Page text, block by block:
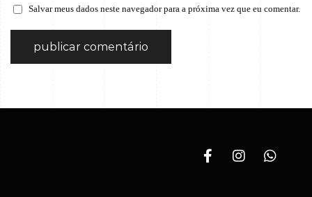
Salvar meus dados neste navegador para a próxima vez que eu comentar.